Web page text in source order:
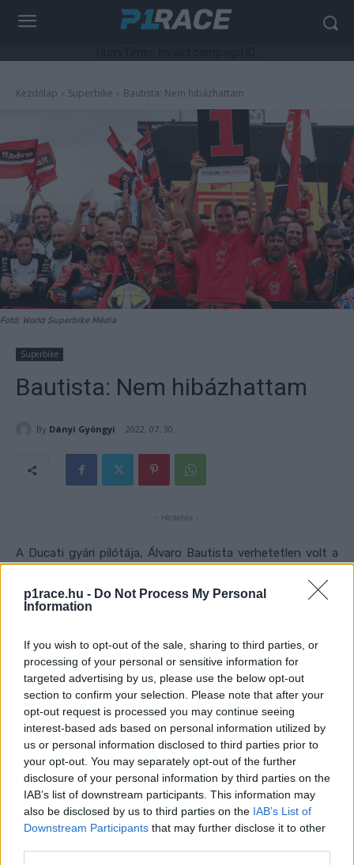
p1race.hu - Do Not Process My Personal
Information
If you wish to opt-out of the sale, sharing to third parties, or
processing of your personal or sensitive information for
targeted advertising by us, please use the below opt-out
section to confirm your selection. Please note that after your
opt-out request is processed you may continue seeing
interest-based ads based on personal information utilized by
us or personal information disclosed to third parties prior to
your opt-out. You may separately opt-out of the further
disclosure of your personal information by third parties on the
IAB’s list of downstream participants. This information may
also be disclosed by us to third parties on the IAB’s List of
Downstream Participants that may further disclose it to other
Kezdőlap Superbike Bautista: Nem hibázhattam
Fotó: World Superbike Média
Superbike
Bautista: Nem hibázhattam
By Dányi Gyöngyi 2022. 07. 30.
- Hirdetés -
A Ducati gyári pilótája, Álvaro Bautista verhetetlen volt a
A szombati, változó időjárási körülmények között zajló,
izgalmas csatában a Superbike-világbajnokság összesített
listavezetője, Álvaro Bautista végül felülkerekedett
ellenfelein. Korábban a negyedik helyen végzett a
Superpole-ban. A Ducati gyári pilótája több mint két
másodperccel nyerte a 22 körös versenyt a világbajnok
török versenytársa előtt.
„Az első körökben egy kicsit vesztettem, kellett egy kis
idő, hogy bemelegedjek és ráérezzek a gumikra. Tudtam,